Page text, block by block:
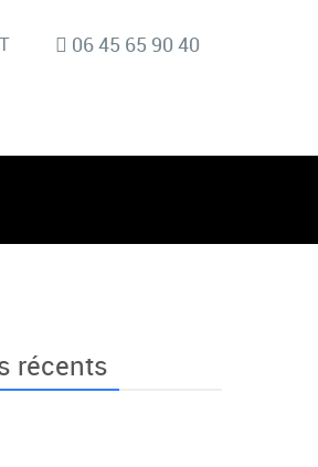
06 45 65 90 40
récents